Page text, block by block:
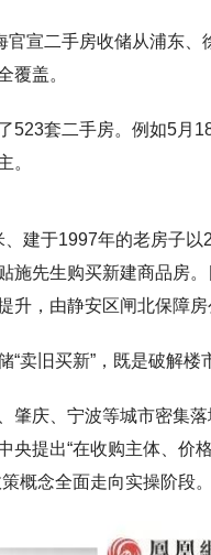
官宣二手房收储从浦东
覆盖。
523套二手房。 例如5月
。
建于1997年的老房子
施先生购买新建商品房
升，由静安区闸北保障
“卖旧买新”，既是破解
肇庆、宁波等城市密集落
央提出“在收购主体、价
概念全面走向实操阶段。